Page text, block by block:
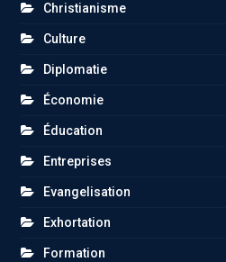
Christianisme
Culture
Diplomatie
Économie
Éducation
Entreprises
Evangelisation
Exhortation
Formation